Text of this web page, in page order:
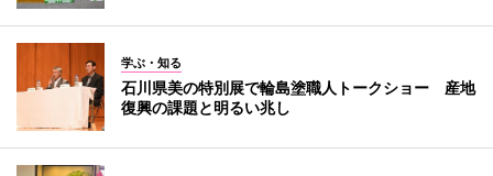
学ぶ・知る
石川県美の特別展で輪島塗職人トークショー 産地
復興の課題と明るい兆し